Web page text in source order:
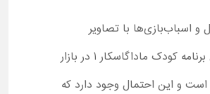
و اسباب‌بازی‌ها با تصاویر
کاراکترهای برنامه کودک ماداگاسکار 1 در بازار
و این احتمال وجود دارد که